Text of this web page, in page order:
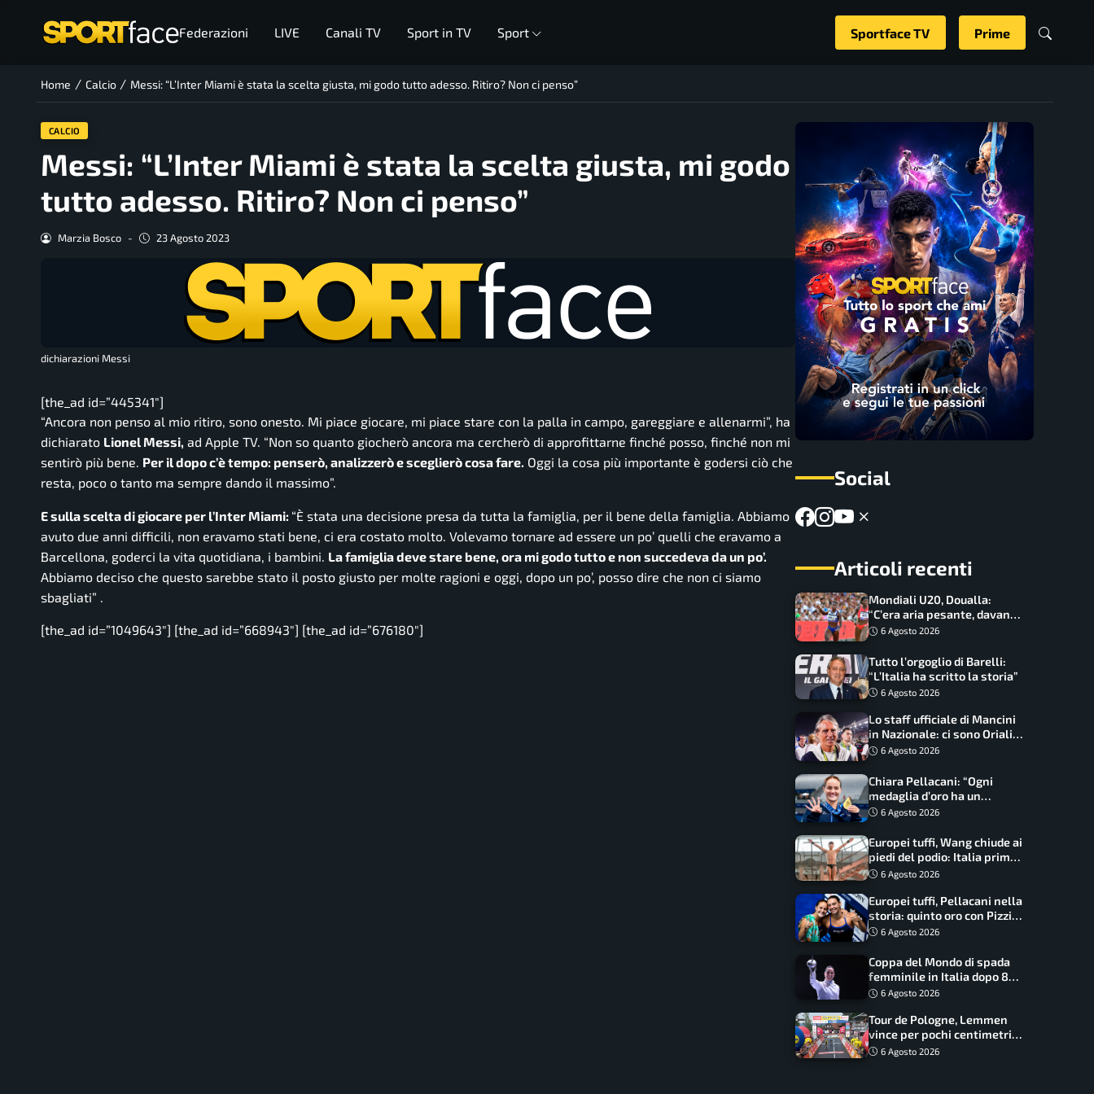
Federazioni LIVE Canali TV Sport in TV Sport Sportface TV Prime
Home / Calcio / Messi: “L’Inter Miami è stata la scelta giusta, mi godo tutto adesso. Ritiro? Non ci penso”
CALCIO
Messi: “L’Inter Miami è stata la scelta giusta, mi godo
tutto adesso. Ritiro? Non ci penso”
Marzia Bosco - 23 Agosto 2023
dichiarazioni Messi
[the_ad id=”445341″]
“Ancora non penso al mio ritiro, sono onesto. Mi piace giocare, mi piace stare con la palla in campo, gareggiare e allenarmi”, ha
dichiarato Lionel Messi, ad Apple TV. “Non so quanto giocherò ancora ma cercherò di approfittarne finché posso, finché non mi
sentirò più bene. Per il dopo c’è tempo: penserò, analizzerò e sceglierò cosa fare. Oggi la cosa più importante è godersi ciò che
resta, poco o tanto ma sempre dando il massimo”.
E sulla scelta di giocare per l’Inter Miami: “È stata una decisione presa da tutta la famiglia, per il bene della famiglia. Abbiamo
avuto due anni difficili, non eravamo stati bene, ci era costato molto. Volevamo tornare ad essere un po’ quelli che eravamo a
Barcellona, ​​goderci la vita quotidiana, i bambini. La famiglia deve stare bene, ora mi godo tutto e non succedeva da un po’.
Abbiamo deciso che questo sarebbe stato il posto giusto per molte ragioni e oggi, dopo un po’, posso dire che non ci siamo
sbagliati” .
[the_ad id=”1049643″] [the_ad id=”668943″] [the_ad id=”676180″]
Social
Articoli recenti
Mondiali U20, Doualla:
“C’era aria pesante, davano
le mascherine! Finale? Non
6 Agosto 2026
Tutto l’orgoglio di Barelli:
“L’Italia ha scritto la storia”
6 Agosto 2026
Lo staff ufficiale di Mancini
in Nazionale: ci sono Oriali e
Bonucci, confermato un
6 Agosto 2026
Chiara Pellacani: “Ogni
medaglia d’oro ha un
significato diverso. Ho fatto
6 Agosto 2026
Europei tuffi, Wang chiude ai
piedi del podio: Italia prima
nel medagliere
6 Agosto 2026
Europei tuffi, Pellacani nella
storia: quinto oro con Pizzini
nel sincro da 3 metri
6 Agosto 2026
Coppa del Mondo di spada
femminile in Italia dopo 8
anni, Alberta Santuccio: “Il
frutti”
6 Agosto 2026
Tour de Pologne, Lemmen
vince per pochi centimetri
su Scaroni: maxi-caduta e
6 Agosto 2026